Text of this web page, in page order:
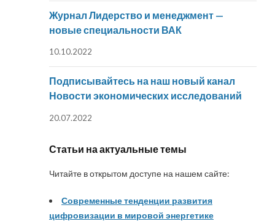
Журнал Лидерство и менеджмент —
новые специальности ВАК
10.10.2022
Подписывайтесь на наш новый канал
Новости экономических исследований
20.07.2022
Статьи на актуальные темы
Читайте в открытом доступе на нашем сайте:
Современные тенденции развития
цифровизации в мировой энергетике